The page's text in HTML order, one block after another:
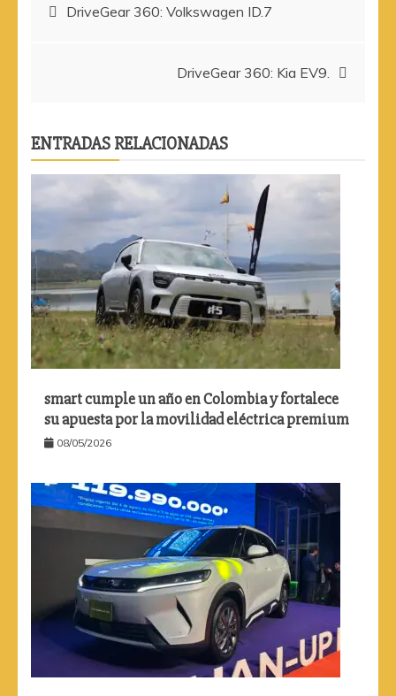
DriveGear 360: Volkswagen ID.7
DriveGear 360: Kia EV9.
ENTRADAS RELACIONADAS
smart cumple un año en Colombia y fortalece
su apuesta por la movilidad eléctrica premium
08/05/2026